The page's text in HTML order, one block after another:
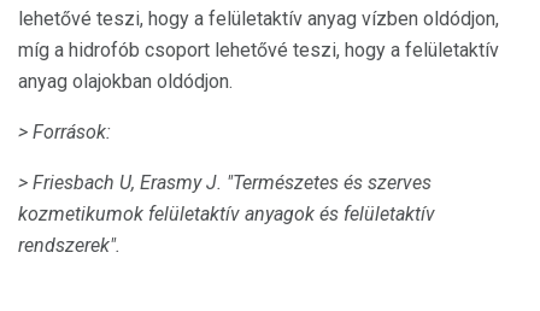
lehetővé teszi, hogy a felületaktív anyag vízben oldódjon,
míg a hidrofób csoport lehetővé teszi, hogy a felületaktív
anyag olajokban oldódjon.
> Források:
> Friesbach U, Erasmy J. "Természetes és szerves
kozmetikumok felületaktív anyagok és felületaktív
rendszerek".